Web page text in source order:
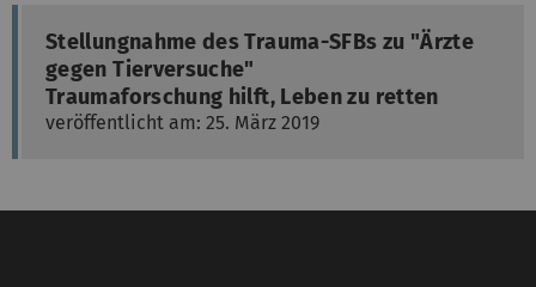
Stellungnahme des Trauma-SFBs zu "Ärzte
gegen Tierversuche"
Traumaforschung hilft, Leben zu retten
veröffentlicht am: 25. März 2019